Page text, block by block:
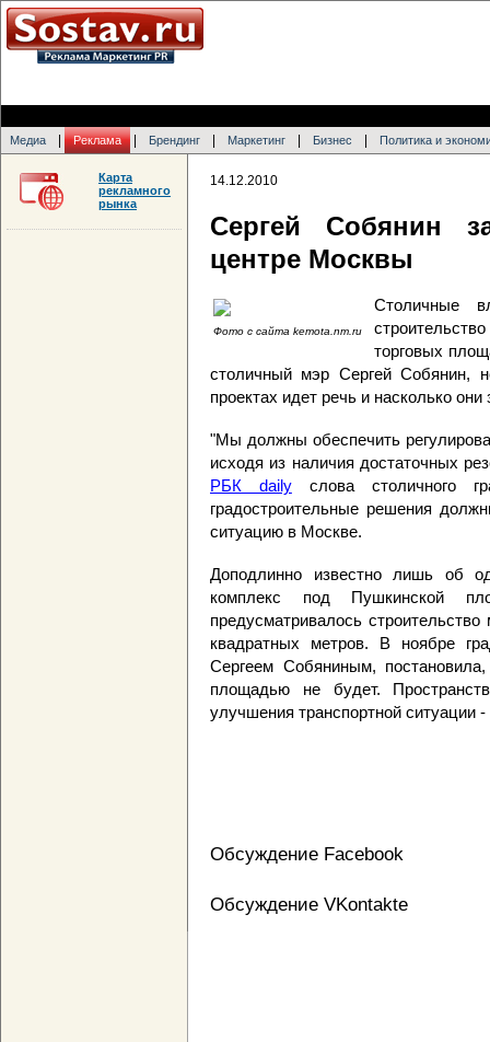
Медиа Реклама Брендинг Маркетинг Бизнес Политика и
14.12.2010
Сергей Собянин
центре Москвы
Фото с сайта kemota.nm.ru
Столичные
торговых
столичный мэр Сергей Собянин,
проектах идет речь и насколько
"Мы должны обеспечить
исходя из наличия достаточных
РБК dailyслова столичного
градостроительные решения
ситуацию в Москве.
Доподлинно известно лишь об
комплекс под Пушкинской
предусматривалось
квадратных метров. В ноябре
Сергеем Собяниным,
площадью не будет.
улучшения транспортной ситуации
Обсуждение Facebook
Обсуждение VKontakte
Карта
рекламного
рынка